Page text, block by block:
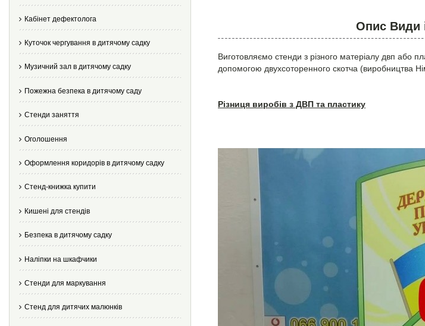
Кабінет дефектолога
Куточок чергування в дитячому садку
Музичний зал в дитячому садку
Пожежна безпека в дитячому саду
Стенди заняття
Оголошення
Оформлення коридорів в дитячому садку
Стенд-книжка купити
Кишені для стендів
Безпека в дитячому садку
Наліпки на шкафчики
Стенди для маркування
Стенд для дитячих малюнків
Опис Види
Виготовляємо стенди з різного матеріалу двп або
допомогою двухсоторенного скотча (виробництва
Різниця виробів з ДВП та пластику